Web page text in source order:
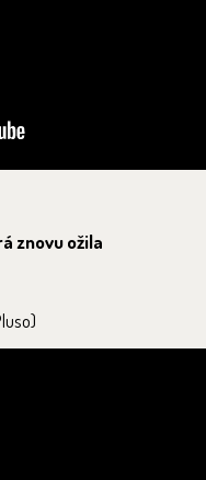
znovu ožila